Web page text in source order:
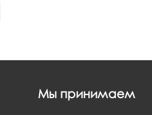
Мы принимаем